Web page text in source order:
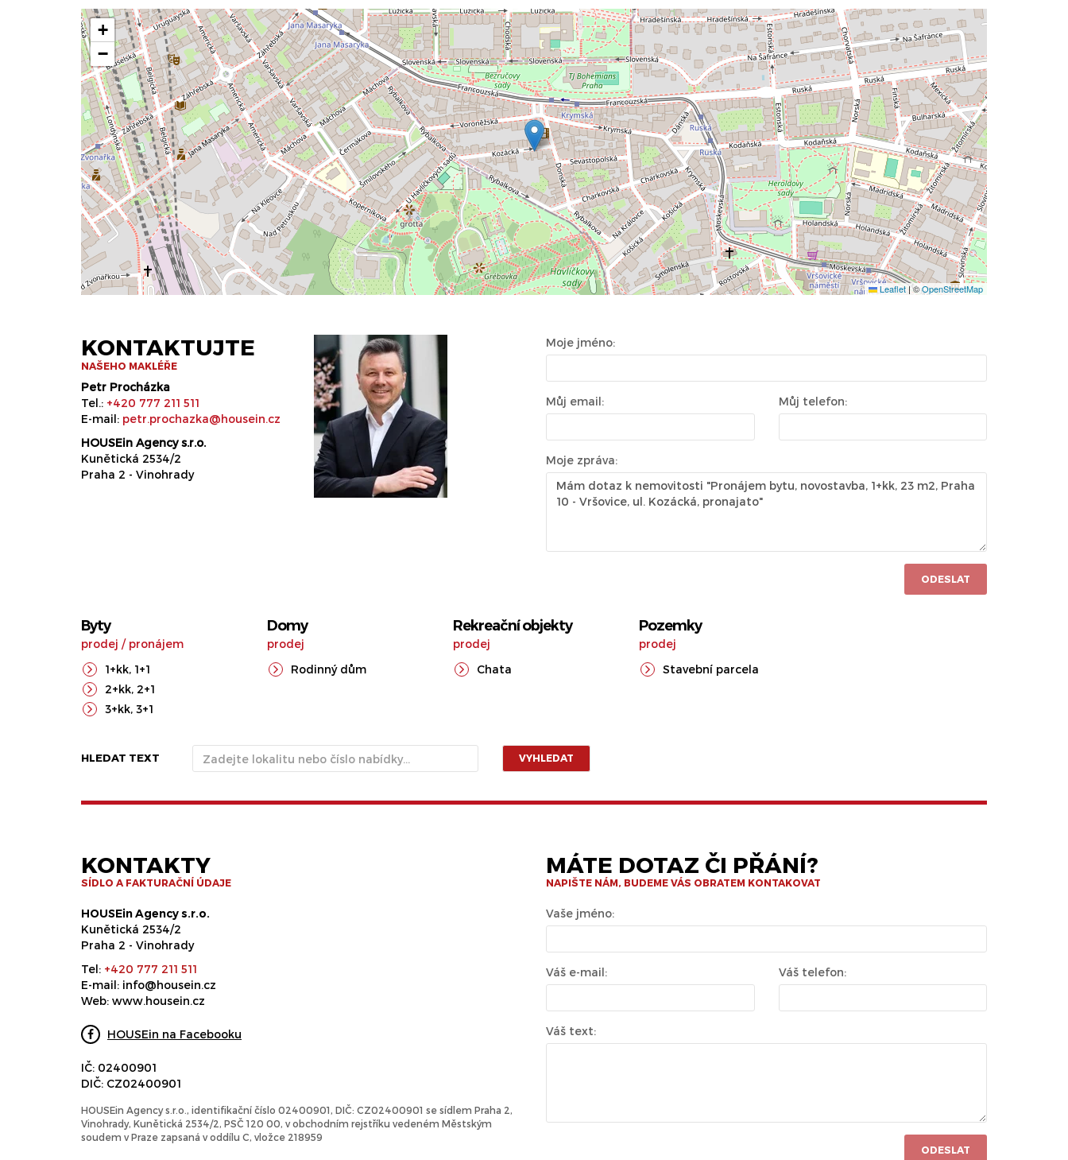
+
−
Leaflet|©OpenStreetMap
KONTAKTUJTE
NAŠEHO MAKLÉŘE
Petr Procházka
Tel.: +420 777 211 511
E-mail: petr.prochazka@housein.cz
HOUSEin Agency s.r.o.
Kunětická 2534/2
Praha 2 - Vinohrady
Moje jméno:
Můj email: Můj telefon:
Moje zpráva:
ODESLAT
Byty
prodej / pronájem
1+kk, 1+1
2+kk, 2+1
3+kk, 3+1
Domy
prodej
Rodinný dům
Rekreační objekty
prodej
Chata
Pozemky
prodej
Stavební parcela
HLEDAT TEXT VYHLEDAT
KONTAKTY
SÍDLO A FAKTURAČNÍ ÚDAJE
HOUSEin Agency s.r.o.
Kunětická 2534/2
Praha 2 - Vinohrady
Tel: +420 777 211 511
E-mail: info@housein.cz
Web: www.housein.cz
HOUSEin na Facebooku
IČ: 02400901
DIČ: CZ02400901
HOUSEin Agency s.r.o., identifikační číslo 02400901, DIČ: CZ02400901 se sídlem Praha 2,
Vinohrady, Kunětická 2534/2, PSČ 120 00, v obchodním rejstříku vedeném Městským
soudem v Praze zapsaná v oddílu C, vložce 218959
MÁTE DOTAZ ČI PŘÁNÍ?
NAPIŠTE NÁM, BUDEME VÁS OBRATEM KONTAKOVAT
Vaše jméno:
Váš e-mail: Váš telefon:
Váš text:
ODESLAT